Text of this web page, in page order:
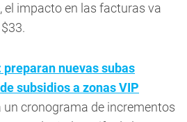
el impacto en las facturas va
nuevas subas
subsidios a zonas VIP
un cronograma de incrementos